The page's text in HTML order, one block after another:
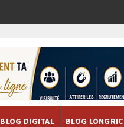
BLOG DIGITAL BLOG